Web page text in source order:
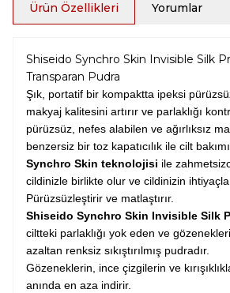
Ürün Özellikleri Yorumlar
Shiseido Synchro Skin Invisible Silk
Transparan Pudra
Şık, portatif bir kompaktta ipeksi
makyaj kalitesini artırır ve parlaklığı
pürüzsüz, nefes alabilen ve ağırlıksız
benzersiz bir toz kapatıcılık ile cilt
Synchro Skin teknolojisi ile
cildinizle birlikte olur ve cildinizin
Pürüzsüzleştirir ve matlaştırır.
Shiseido Synchro Skin Invisible Silk
ciltteki parlaklığı yok eden ve
azaltan renksiz sıkıştırılmış pudradır.
Gözeneklerin, ince çizgilerin ve
anında en aza indirir.